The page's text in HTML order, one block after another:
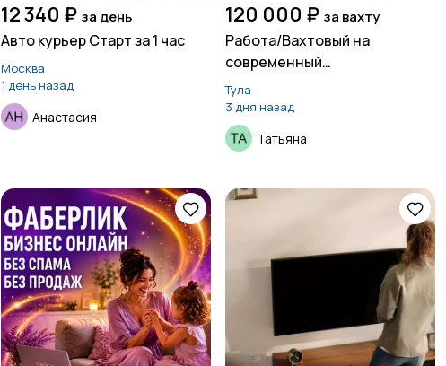
12 340 ₽ за день
Авто курьер Старт за 1 час
Москва
1 день назад
Анастасия
120 000 ₽ за вахту
Работа/Вахтовый на
современный
автомобильный завод
Тула
3 дня назад
Татьяна